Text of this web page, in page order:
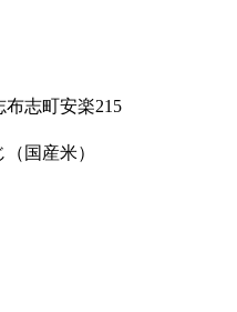
志町安楽215
国産米）